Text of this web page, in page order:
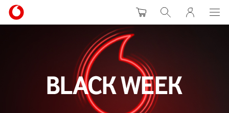
WarenkorbSuche MeinVodafone